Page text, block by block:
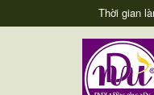
Thời gian